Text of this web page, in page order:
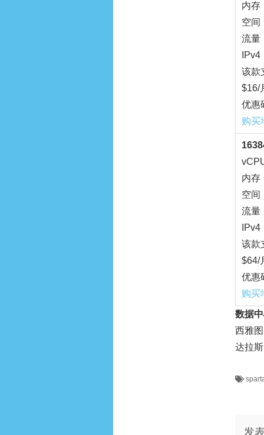
内存
空间
流量
IPv4
该款
$16/
优惠
购买
内存
空间
流量
IPv4
该款
$64/
优惠
购买
数据
西雅
达拉
发